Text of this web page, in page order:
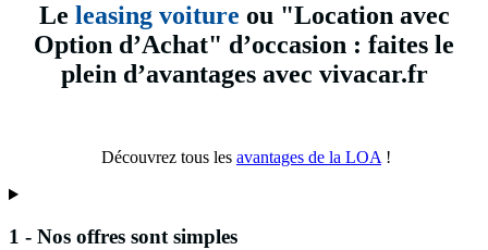
Le leasing voiture ou "Location avec
Option d’Achat" d’occasion : faites le
plein d’avantages avec vivacar.fr
Découvrez tous les avantages de la LOA !
1 - Nos offres sont simples